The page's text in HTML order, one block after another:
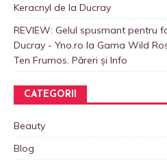
Keracnyl de la Ducray
REVIEW: Gelul spusmant pentru
Ducray - Yno.ro la Gama Wild
Ten Frumos. Păreri și Info
CATEGORII
Beauty
Blog